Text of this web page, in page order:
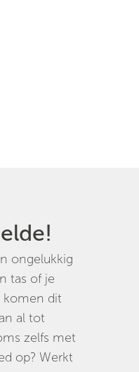
ongelukkig
tas of je
komen dit
al tot
zelfs met
op? Werkt